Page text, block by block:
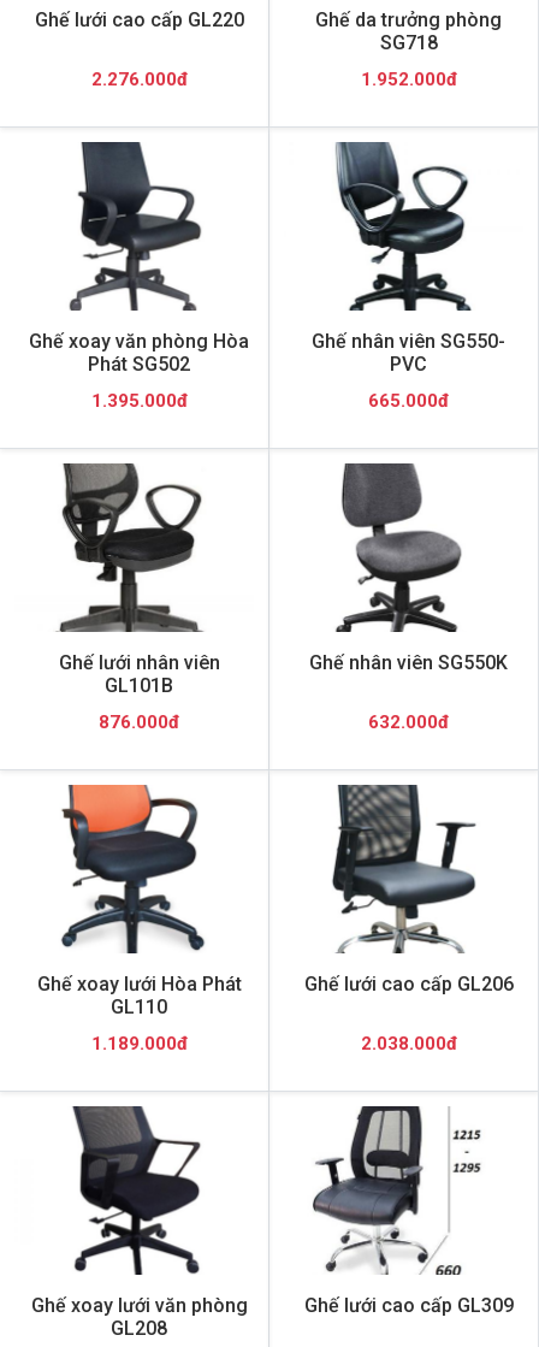
Ghế lưới cao cấp GL220
2.276.000đ
Ghế da trưởng phòng
SG718
1.952.000đ
Ghế xoay văn phòng Hòa
Phát SG502
1.395.000đ
Ghế nhân viên SG550-
PVC
665.000đ
Ghế lưới nhân viên
GL101B
876.000đ
Ghế nhân viên SG550K
632.000đ
Ghế xoay lưới Hòa Phát
GL110
1.189.000đ
Ghế lưới cao cấp GL206
2.038.000đ
Ghế xoay lưới văn phòng
GL208
Ghế lưới cao cấp GL309